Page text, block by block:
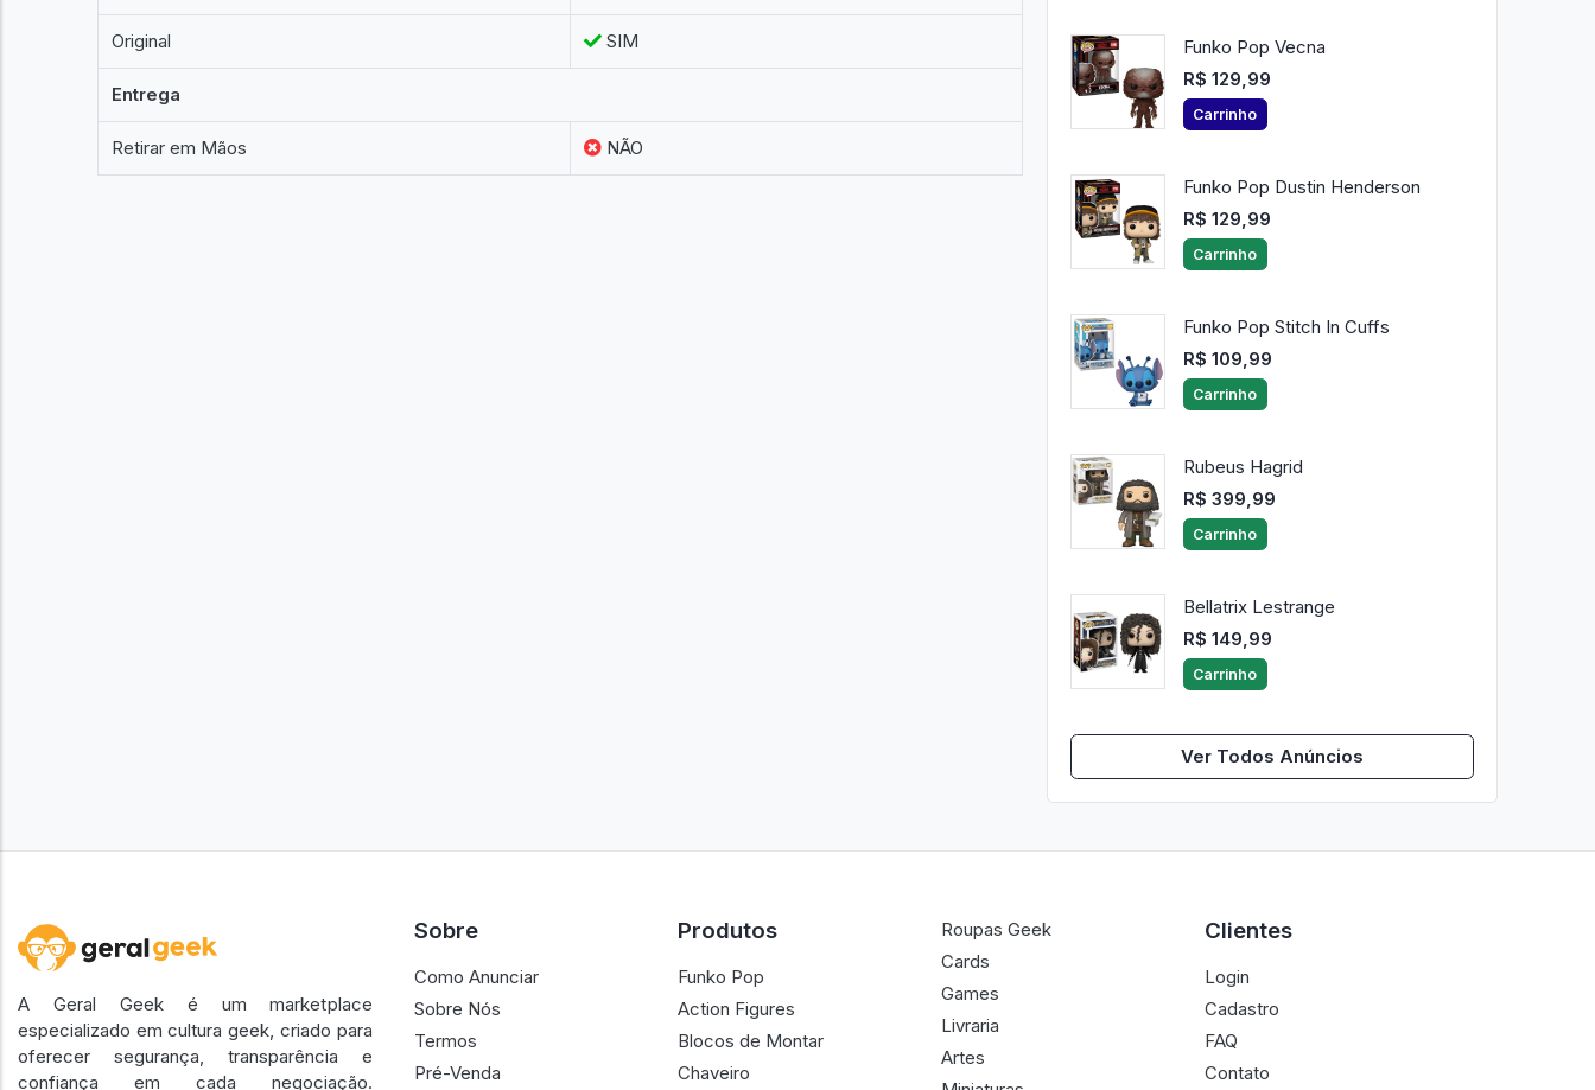
Original SIM
Entrega
Retirar em Mãos NÃO
Funko Pop Vecna
R$ 129,99
Carrinho
Funko Pop Dustin Henderson
R$ 129,99
Carrinho
Funko Pop Stitch In Cuffs
R$ 109,99
Carrinho
Rubeus Hagrid
R$ 399,99
Carrinho
Bellatrix Lestrange
R$ 149,99
Carrinho
Ver Todos Anúncios
A Geral Geek é um marketplace
especializado em cultura geek, criado para
oferecer segurança, transparência e
confiança em cada negociação.
Sobre
Como Anunciar
Sobre Nós
Termos
Pré-Venda
Produtos
Funko Pop
Action Figures
Blocos de Montar
Chaveiro
Roupas Geek
Cards
Games
Livraria
Artes
Clientes
Login
Cadastro
FAQ
Contato